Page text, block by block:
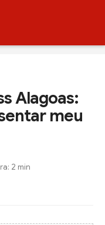
Alagoas:
meu
2 min